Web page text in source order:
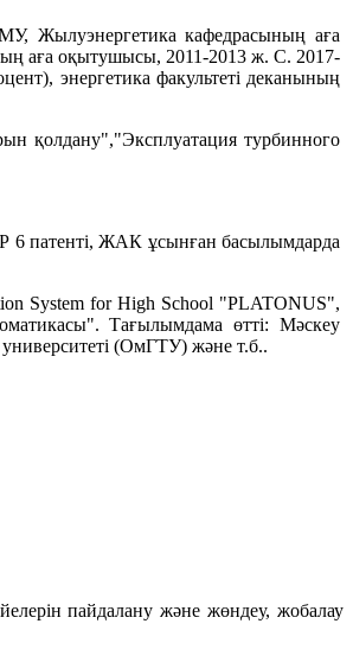
Жылуэнергетика кафедрасының аға
аға оқытушысы, 2011-2013 ж. С. 2017-
энергетика факультеті деканының
қолдану","Эксплуатация турбинного
6 патенті, ЖАК ұсынған басылымдарда
System for High School "PLATONUS",
Тағылымдама өтті: Мәскеу
(ОмГТУ) және т.б..
пайдалану және жөндеу, жобалау